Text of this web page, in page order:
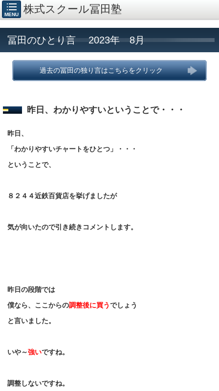
MENU 株式スクール冨田塾
冨田のひとり言 2023年 8月
過去の冨田の独り言はこちらをクリック
昨日、わかりやすいということで・・・
昨日、
「わかりやすいチャートをひとつ」・・・
ということで、
８２４４近鉄百貨店を挙げましたが
気が向いたので引き続きコメントします。
昨日の段階では
僕なら、ここからの調整後に買うでしょう
と言いました。
いや～強いですね。
調整しないですね。